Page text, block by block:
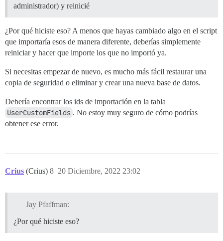
administrador) y reinicié
¿Por qué hiciste eso? A menos que hayas cambiado algo en el script
que importaría esos de manera diferente, deberías simplemente
reiniciar y hacer que importe los que no importó ya.
Si necesitas empezar de nuevo, es mucho más fácil restaurar una
copia de seguridad o eliminar y crear una nueva base de datos.
Debería encontrar los ids de importación en la tabla
UserCustomFields . No estoy muy seguro de cómo podrías
obtener ese error.
Crius (Crius) 20 Diciembre, 2022 23:02
8
Jay Pfaffman:
¿Por qué hiciste eso?